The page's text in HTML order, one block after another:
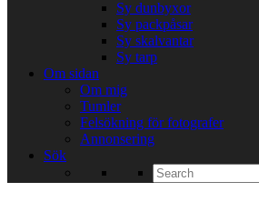
Sy dunbyxor
Sy packpåsar
Sy skalvantar
Sy tarp
Om sidan
Om mig
Tumler
Felsökning för fotografer
Annonsering
Sök
Search
for: